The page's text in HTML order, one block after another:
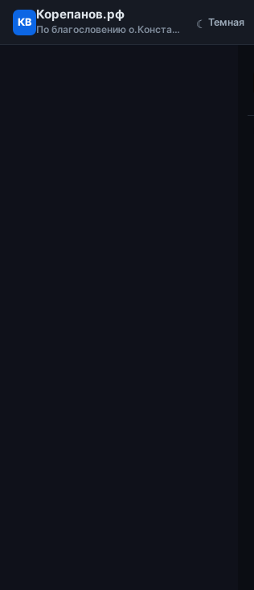
КВ Корепанов.рф
По благословению о.Константина ☾ Темная